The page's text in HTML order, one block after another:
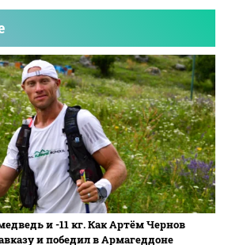
и -11 кг. Как Артём Чернов
и победил в Армагеддоне